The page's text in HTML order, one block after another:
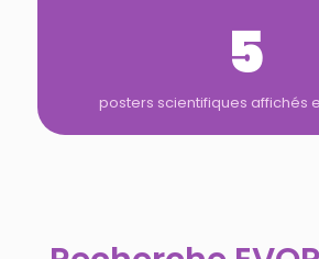
5
posters scientifiques affichés